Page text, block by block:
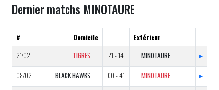
Dernier matchs MINOTAURE
# Domicile
Extérieur
21/02
TIGRES 21 - 14 MINOTAURE ▸
08/02 BLACK HAWKS 00 - 41 MINOTAURE ▸